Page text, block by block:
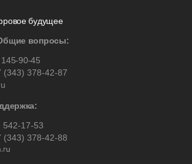
будущее
вопросы:
90-45
(343) 378-42-87
542-17-53
(343) 378-42-88